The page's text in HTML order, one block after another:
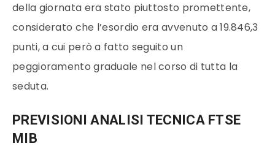
della giornata era stato piuttosto promettente,
considerato che l’esordio era avvenuto a 19.846,3
punti, a cui però a fatto seguito un
peggioramento graduale nel corso di tutta la
seduta.
PREVISIONI ANALISI TECNICA FTSE
MIB